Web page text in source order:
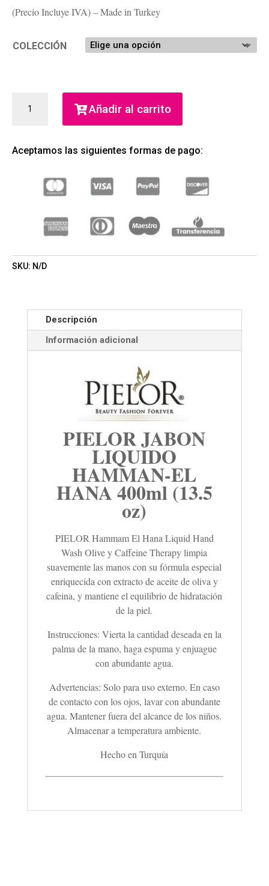
(Precio Incluye IVA) – Made in Turkey
COLECCIÓN
JABON
EL
CANTIDAD
Añadir al carrito
Aceptamos las siguientes formas de pago:
SKU: N/D
Descripción
Información adicional
PIELOR JABON
LIQUIDO
HAMMAN-EL
HANA 400ml (13.5
oz)
PIELOR Hammam El Hana Liquid Hand
Wash Olive y Caffeine Therapy limpia
suavemente las manos con su fórmula especial
enriquecida con extracto de aceite de oliva y
cafeina, y mantiene el equilibrio de hidratación
de la piel.
Instrucciones: Vierta la cantidad deseada en la
palma de la mano, haga espuma y enjuague
con abundante agua.
Advertencias: Solo para uso externo. En caso
de contacto con los ojos, lavar con abundante
agua. Mantener fuera del alcance de los niños.
Almacenar a temperatura ambiente.
Hecho en Turquía